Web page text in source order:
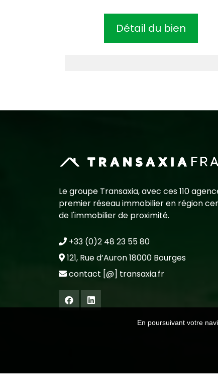
Détail du bien
Le groupe Transaxia, avec ces 110
premier réseau immobilier en région
de l'immobilier de proximité.
+33 (0)2 48 23 55 80
121, Rue d’Auron 18000 Bourges
contact [@] transaxia.fr
En poursuivant votre